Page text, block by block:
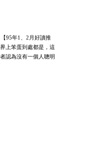
95年1、2月好讀推
上笨蛋到處都是，這
認為沒有一個人聰明